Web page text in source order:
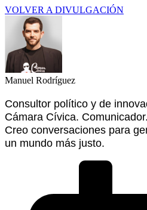
VOLVER A DIVULGACIÓN
Manuel Rodríguez
Consultor político y de
Cámara Cívica.
Creo conversaciones para
un mundo más justo.